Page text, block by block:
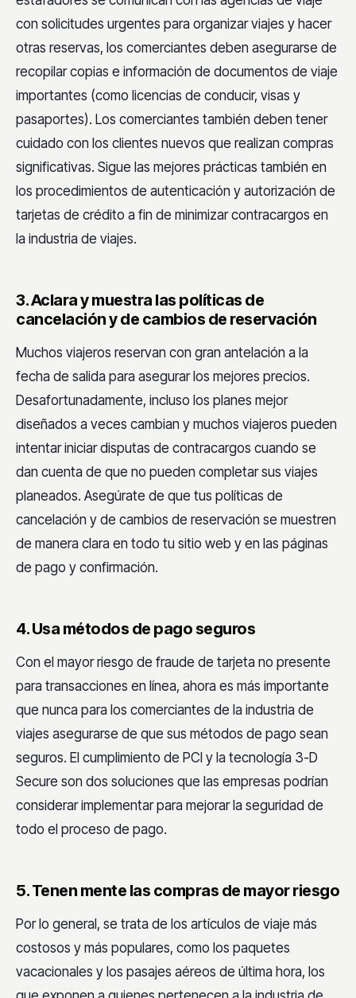
con solicitudes urgentes para organizar viajes y hacer
otras reservas, los comerciantes deben asegurarse de
recopilar copias e información de documentos de viaje
importantes (como licencias de conducir, visas y
pasaportes). Los comerciantes también deben tener
cuidado con los clientes nuevos que realizan compras
significativas. Sigue las mejores prácticas también en
los procedimientos de autenticación y autorización de
tarjetas de crédito a fin de minimizar contracargos en
la industria de viajes.
3. Aclara y muestra las políticas de
cancelación y de cambios de reservación
Muchos viajeros reservan con gran antelación a la
fecha de salida para asegurar los mejores precios.
Desafortunadamente, incluso los planes mejor
diseñados a veces cambian y muchos viajeros pueden
intentar iniciar disputas de contracargos cuando se
dan cuenta de que no pueden completar sus viajes
planeados. Asegúrate de que tus políticas de
cancelación y de cambios de reservación se muestren
de manera clara en todo tu sitio web y en las páginas
de pago y confirmación.
4. Usa métodos de pago seguros
Con el mayor riesgo de fraude de tarjeta no presente
para transacciones en línea, ahora es más importante
que nunca para los comerciantes de la industria de
viajes asegurarse de que sus métodos de pago sean
seguros. El cumplimiento de PCI y la tecnología 3-D
Secure son dos soluciones que las empresas podrían
considerar implementar para mejorar la seguridad de
todo el proceso de pago.
5. Tenen mente las compras de mayor riesgo
Por lo general, se trata de los artículos de viaje más
costosos y más populares, como los paquetes
vacacionales y los pasajes aéreos de última hora, los